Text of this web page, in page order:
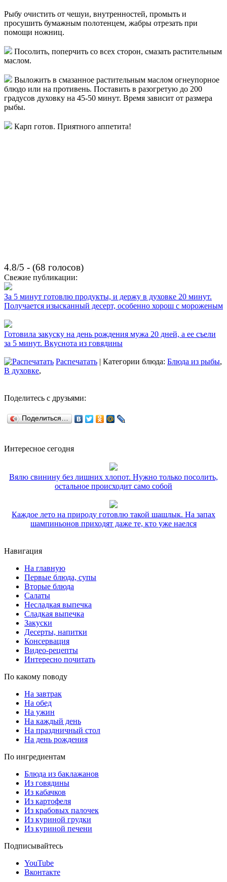
Рыбу очистить от чешуи, внутренностей, промыть и
просушить бумажным полотенцем, жабры отрезать при
помощи ножниц.
Посолить, поперчить со всех сторон, смазать растительным
маслом.
Выложить в смазанное растительным маслом огнеупорное
блюдо или на противень. Поставить в разогретую до 200
градусов духовку на 45-50 минут. Время зависит от размера
рыбы.
Карп готов. Приятного аппетита!
4.8/5 - (68 голосов)
Свежие публикации:
За 5 минут готовлю продукты, и держу в духовке 20 минут.
Получается изысканный десерт, особенно хорош с мороженым
Готовила закуску на день рождения мужа 20 дней, а ее съели
за 5 минут. Вкуснота из говядины
Распечатать | Категории блюда: Блюда из рыбы,
В духовке,
Поделитесь с друзьями:
Поделиться…
Интересное сегодня
Вялю свинину без лишних хлопот. Нужно только посолить,
остальное происходит само собой
Каждое лето на природу готовлю такой шашлык. На запах
шампиньонов приходят даже те, кто уже наелся
Навигация
На главную
Первые блюда, супы
Вторые блюда
Салаты
Несладкая выпечка
Сладкая выпечка
Закуски
Десерты, напитки
Консервация
Видео-рецепты
Интересно почитать
По какому поводу
На завтрак
На обед
На ужин
На каждый день
На праздничный стол
На день рождения
По ингредиентам
Блюда из баклажанов
Из говядины
Из кабачков
Из картофеля
Из крабовых палочек
Из куриной грудки
Из куриной печени
Подписывайтесь
YouTube
Вконтакте